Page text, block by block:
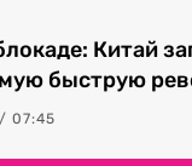
Китай
быструю
07:45